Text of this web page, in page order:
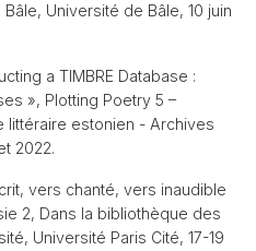
Université de Bâle, 10 juin
a TIMBRE Database :
», Plotting Poetry 5 –
littéraire estonien - Archives
2022.
vers chanté, vers inaudible
2, Dans la bibliothèque des
Université Paris Cité, 17-19